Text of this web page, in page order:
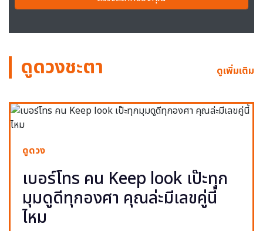
ดูดวงชะตา ดูเพิ่มเติม
ดูดวง
เบอร์โทร คน Keep look เป๊ะทุก
มุมดูดีทุกองศา คุณล่ะมีเลขคู่นี้
ไหม